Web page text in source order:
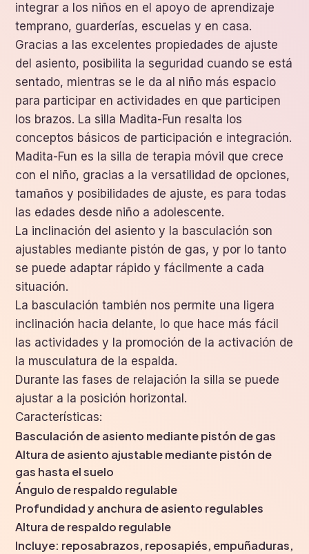
integrar a los niños en el apoyo de aprendizaje
temprano, guarderías, escuelas y en casa.
Gracias a las excelentes propiedades de ajuste
del asiento, posibilita la seguridad cuando se está
sentado, mientras se le da al niño más espacio
para participar en actividades en que participen
los brazos. La silla Madita-Fun resalta los
conceptos básicos de participación e integración.
Madita-Fun es la silla de terapia móvil que crece
con el niño, gracias a la versatilidad de opciones,
tamaños y posibilidades de ajuste, es para todas
las edades desde niño a adolescente.
La inclinación del asiento y la basculación son
ajustables mediante pistón de gas, y por lo tanto
se puede adaptar rápido y fácilmente a cada
situación.
La basculación también nos permite una ligera
inclinación hacia delante, lo que hace más fácil
las actividades y la promoción de la activación de
la musculatura de la espalda.
Durante las fases de relajación la silla se puede
ajustar a la posición horizontal.
Características:
Basculación de asiento mediante pistón de gas
Altura de asiento ajustable mediante pistón de
gas hasta el suelo
Ángulo de respaldo regulable
Profundidad y anchura de asiento regulables
Altura de respaldo regulable
Incluye: reposabrazos, reposapiés, empuñaduras,